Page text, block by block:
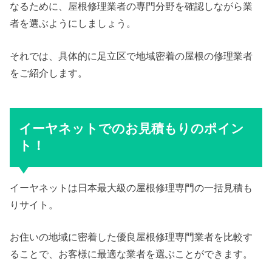
なるために、屋根修理業者の専門分野を確認しながら業
者を選ぶようにしましょう。
それでは、具体的に足立区で地域密着の屋根の修理業者
をご紹介します。
イーヤネットでのお見積もりのポイン
ト！
イーヤネットは日本最大級の屋根修理専門の一括見積も
りサイト。
お住いの地域に密着した優良屋根修理専門業者を比較す
ることで、お客様に最適な業者を選ぶことができます。